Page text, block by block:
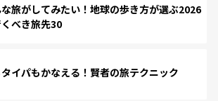
旅がしてみたい！地球の歩き方が選ぶ2026
べき旅先30
イパもかなえる！賢者の旅テクニック